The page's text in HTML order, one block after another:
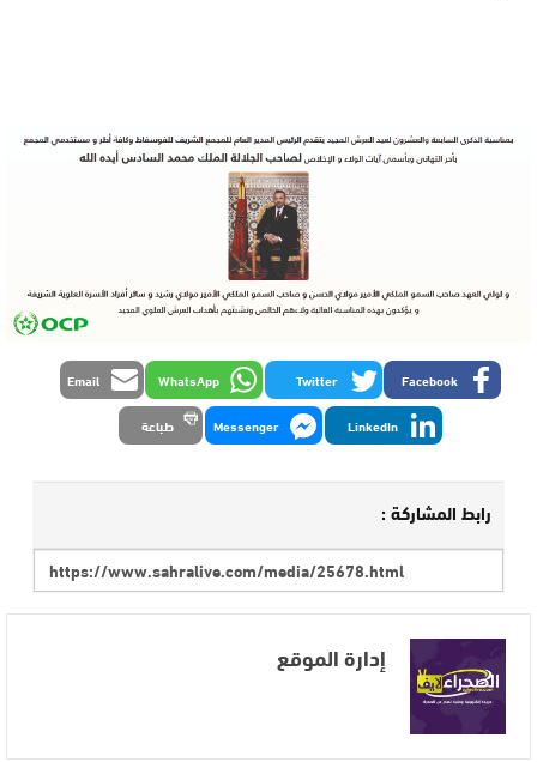
Facebook
Twitter
WhatsApp
Email
LinkedIn
Messenger طباعة
رابط المشاركة :
إدارة الموقع